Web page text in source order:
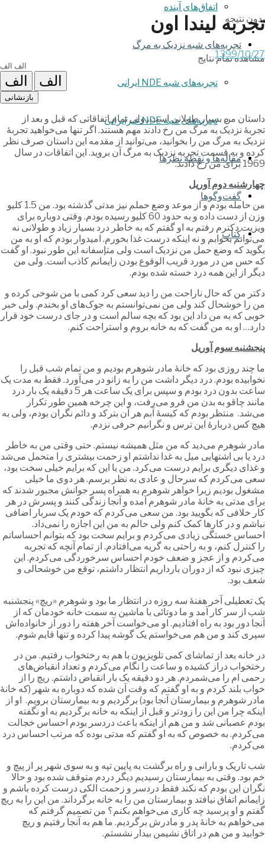
اتفاق‌های آینده
تجربه‌های شبه نزدیک به مرگ
تجربه‌های شبه NDE ایرانی
تجربه‌های شبه NDE غیرایرانی
مقاله‌ها و نقطه نظرها
گفت‌وگوها
کتاب
نتیجه
تمام نتایج
لیندا اون
1399/10/
بازنشانی
من بسیار طولانی است، ولی تمام اتفاقاتی که قبل و بعد از
نزدیک به مرگ من رخ دادند مهم هستند. اگر تنها می‌خواهید تجربۀ
به مرگ من را بخوانید، می‌توانید از مقدمه این داستان صرف نظر
و به قسمت تجربه نزدیک به مرگ آن بروید. این اتفاقات در سال
برای من رخ دادند.
دوم آوریل
من حامله بودم و از موعد وضع حملم نیز مدتی گذشته بود. من 1.5 کلیو
وزن از دست داده و به حدود 60 کلیو رسیده بودم. وقتی دوباره برای
دکترم رفتم به او گفتم که به خاطر درد بسیار زیاد و طولانی نه
بخوابم و نه اینکه درست غذا بخورم. امیدوار بودم که او به من
که وضع حمل من نزدیک است ولی متإسفانه این طور نبود. او گفت
حس من در مورد قریب الوقوع بودن زایمانم کاذب است. ولی من
از این همه درد خسته شده بودم.
من که حال ناراحت من را دید سعی کرد کمی با من شوخی کرده و
را خوشحال کند ولی من نمی‌توانستم به جوک‌های او بخندم. ولی خبر
که به من داد این بود که بچه سالم است و در جای درست خود قرار
او به من گفت که به خانه بروم و استراحت کنم.
سوم آوریل
چند روزی بود که خانۀ مادر شوهرم بودیم و من تمام شب قبل را
بودم. درد دیگر داشت من را به زانو در می‌آورد. فقط به مدت یک
ساعت بدون درد بودم و سپس برای یک ساعت هر 5 دقیقه یک بار درد
چاقو به بدن من فرو می‌رفت، و این چرخه همین طور تکرار
منتظر بودم که کیسۀ آبم هر آن بترکد و دائم نگران بودم، ولی به
کس دربارۀ این ترس و نگرانیم حرفی نزدم.
شوهرم می‌دید که من مثل همیشه نیستم. حتی وقتی من به خاطر
یا بی اشتهایی میل به غدا نداشتم او زحمت بیشتری را متحمل می‌شد
غذای دیگری برایم درست می‌کرد. من با این که برایم خیلی سخت بود،
می‌کردم که سرحال و عادی به نظر برسم. هر دوی ما خیلی
بودیم زیرا خواهر شوهرم به همراه پسر جوانش مجبور شدند که
مدتی به خانۀ مادر شوهرم آمده و آنجا زندگی کنند و پسرش در هر
خلافی که بگویید بود. من سعی می‌کردم که خودم یک سربار اضافی
و در کارها کمک کنم ولی حالم به من این اجازه را نمی‌داد.
خستگی زیادی می‌کردم و برایم سخت بود که بتوانم احساساتم
کنترل کنم، و به راحتی به گریه می‌افتادم. از تمام آنچه که تجربه
و از عجز و ضعف خودم احساس سرخوردگی می‌کردم. این
نبود که از دوران بارداریم انتظار داشتم، توقع من خوشحالی و
بود.
تعطیلی آخر هفنۀ سه روزه در انتظار ما بود و شوهرم «ریچ» پنجشنبه
از سر کار آمد و ما دوتائی با ماشین به سمت خانه خودمان که از
دور بود به راه افتادیم. او می‌خواست آخر هفته را دور از خانواده‌اش
کند و من هم می‌خواستم یک گوشه پیدا کرده و تنها قایم شوم.
خانه بعد از تماشای کمی تلویزیون با هم به رختخواب رفتیم. من در
دراز کشیده و ساعت را نگام می‌کردم و تعداد انقباض‌های
‌ام را می‌شمردم. هر دو دقیقه یک بار انقباض داشتم. ریچ را از
بلند کردم و به او گفتم که وقت آن شده که دوباره به شهر (که خانۀ
شوهرم و بیمارستان آنجا بود) برگردیم و به بیمارستان برویم. او از
چرا من این را زودتر و قبل از اینکه به خانه برگردیم به او نگفته
عصبانی شد و من هم از اینکه باعث دردسر بودم احساس خجالت
به خصوص که به او گفتم که مدتی بوده که مرتب احساس درد
تاریک و بارانی و راه برگشت به پایین تپه و به سوی شهر پر از پیچ و
بود. وقتی به بیمارستان رسیدیم دیگر دردم متوقف شده بود و حالا
این بودم که نکند فقط دردسر و زحمت الکی درست کرده‌ باشم و
اتفاق نیافتد و بیمارستان من را به خانه برگرداند. من این را به ریچ
و او پرسید چه کاری می‌خواهم بکنم؟ من تصمیم گرفتم که
به خانۀ پدر و مادرش برگردیم. ما هم به آنجا رفتیم و ریچ
و من هم در اتاق نشیمن بیدار نشستم.